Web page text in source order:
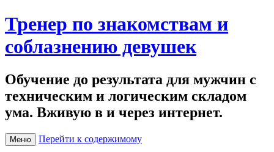
Тренер по знакомствам и
соблазнению девушек
Обучение до результата для мужчин с
техническим и логическим складом
ума. Вживую в и через интернет.
Меню Перейти к содержимому